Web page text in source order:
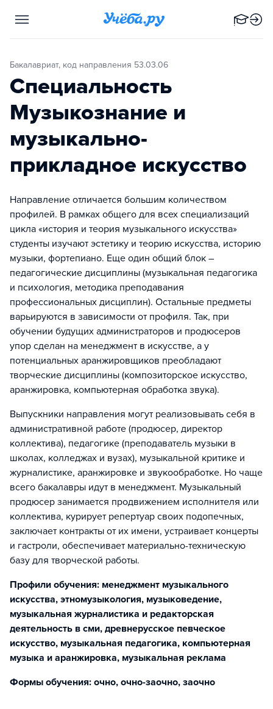
Бакалавриат, код направления 53.03.06
Специальность
Музыкознание и
музыкально-
прикладное искусство
Направление отличается большим количеством
профилей. В рамках общего для всех специализаций
цикла «история и теория музыкального искусства»
студенты изучают эстетику и теорию искусства, историю
музыки, фортепиано. Еще один общий блок –
педагогические дисциплины (музыкальная педагогика
и психология, методика преподавания
профессиональных дисциплин). Остальные предметы
варьируются в зависимости от профиля. Так, при
обучении будущих администраторов и продюсеров
упор сделан на менеджмент в искусстве, а у
потенциальных аранжировщиков преобладают
творческие дисциплины (композиторское искусство,
аранжировка, компьютерная обработка звука).
Выпускники направления могут реализовывать себя в
административной работе (продюсер, директор
коллектива), педагогике (преподаватель музыки в
школах, колледжах и вузах), музыкальной критике и
журналистике, аранжировке и звукообработке. Но чаще
всего бакалавры идут в менеджмент. Музыкальный
продюсер занимается продвижением исполнителя или
коллектива, курирует репертуар своих подопечных,
заключает контракты от их имени, устраивает концерты
и гастроли, обеспечивает материально-техническую
базу для творческой работы.
Профили обучения: менеджмент музыкального
искусства, этномузыкология, музыковедение,
музыкальная журналистика и редакторская
деятельность в сми, древнерусское певческое
искусство, музыкальная педагогика, компьютерная
музыка и аранжировка, музыкальная реклама
Формы обучения: очно, очно-заочно, заочно